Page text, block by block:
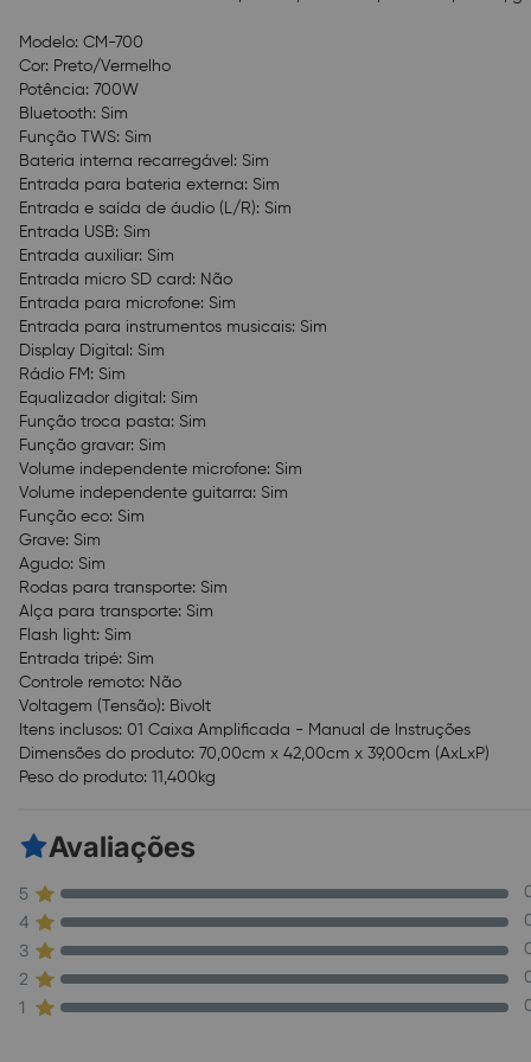
Modelo: CM-700
Cor: Preto/Vermelho
Potência: 700W
Bluetooth: Sim
Função TWS: Sim
Bateria interna recarregável: Sim
Entrada para bateria externa: Sim
Entrada e saída de áudio (L/R): Sim
Entrada USB: Sim
Entrada auxiliar: Sim
Entrada micro SD card: Não
Entrada para microfone: Sim
Entrada para instrumentos musicais: Sim
Display Digital: Sim
Rádio FM: Sim
Equalizador digital: Sim
Função troca pasta: Sim
Função gravar: Sim
Volume independente microfone: Sim
Volume independente guitarra: Sim
Função eco: Sim
Grave: Sim
Agudo: Sim
Rodas para transporte: Sim
Alça para transporte: Sim
Flash light: Sim
Entrada tripé: Sim
Controle remoto: Não
Voltagem (Tensão): Bivolt
Itens inclusos: 01 Caixa Amplificada - Manual de Instruções
Dimensões do produto: 70,00cm x 42,00cm x 39,00cm (AxLxP)
Peso do produto: 11,400kg
Avaliações
5
4
3
2
1